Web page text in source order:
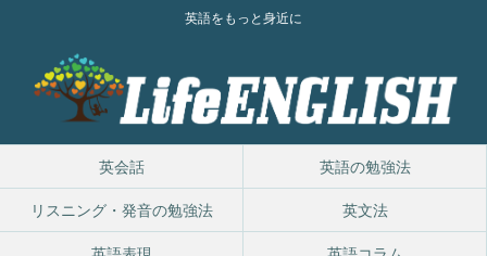
英語をもっと身近に
英会話 英語の勉強法
リスニング・発音の勉強法 英文法